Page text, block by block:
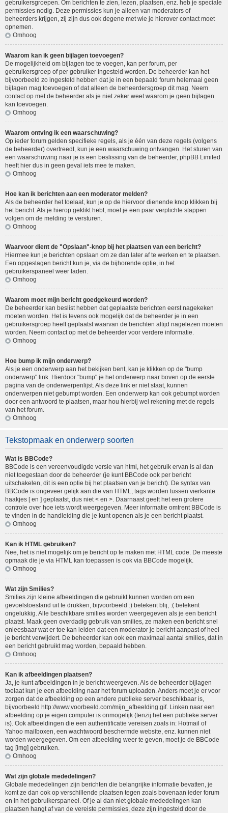
gebruikersgroepen. Om berichten te zien, lezen, plaatsen, enz. heb je speciale
permissies nodig. Deze permissies kun je alleen van moderators of
beheerders krijgen, zij zijn dus ook degene met wie je hierover contact moet
opnemen.
Omhoog
Waarom kan ik geen bijlagen toevoegen?
De mogelijkheid om bijlagen toe te voegen, kan per forum, per
gebruikersgroep of per gebruiker ingesteld worden. De beheerder kan het
bijvoorbeeld zo ingesteld hebben dat je in een bepaald forum helemaal geen
bijlagen mag toevoegen of dat alleen de beheerdersgroep dit mag. Neem
contact op met de beheerder als je niet zeker weet waarom je geen bijlagen
kan toevoegen.
Omhoog
Waarom ontving ik een waarschuwing?
Op ieder forum gelden specifieke regels, als je één van deze regels (volgens
de beheerder) overtreedt, kun je een waarschuwing ontvangen. Het sturen van
een waarschuwing naar je is een beslissing van de beheerder, phpBB Limited
heeft hier dus in geen geval iets mee te maken.
Omhoog
Hoe kan ik berichten aan een moderator melden?
Als de beheerder het toelaat, kun je op de hiervoor dienende knop klikken bij
het bericht. Als je hierop geklikt hebt, moet je een paar verplichte stappen
volgen om de melding te versturen.
Omhoog
Waarvoor dient de "Opslaan"-knop bij het plaatsen van een bericht?
Hiermee kun je berichten opslaan om ze dan later af te werken en te plaatsen.
Een opgeslagen bericht kun je, via de bijhorende optie, in het
gebruikerspaneel weer laden.
Omhoog
Waarom moet mijn bericht goedgekeurd worden?
De beheerder kan beslist hebben dat geplaatste berichten eerst nagekeken
moeten worden. Het is tevens ook mogelijk dat de beheerder je in een
gebruikersgroep heeft geplaatst waarvan de berichten altijd nagelezen moeten
worden. Neem contact op met de beheerder voor verdere informatie.
Omhoog
Hoe bump ik mijn onderwerp?
Als je een onderwerp aan het bekijken bent, kan je klikken op de "bump
onderwerp" link. Hierdoor "bump" je het onderwerp naar boven op de eerste
pagina van de onderwerpenlijst. Als deze link er niet staat, kunnen
onderwerpen niet gebumpt worden. Een onderwerp kan ook gebumpt worden
door een antwoord te plaatsen, maar hou hierbij wel rekening met de regels
van het forum.
Omhoog
Tekstopmaak en onderwerp soorten
Wat is BBCode?
BBCode is een vereenvoudigde versie van html, het gebruik ervan is al dan
niet toegestaan door de beheerder (je kunt BBCode ook per bericht
uitschakelen, dit is een optie bij het plaatsen van je bericht). De syntax van
BBCode is ongeveer gelijk aan die van HTML, tags worden tussen vierkante
haakjes [ en ] geplaatst, dus niet < en >. Daarnaast geeft het een grotere
controle over hoe iets wordt weergegeven. Meer informatie omtrent BBCode is
te vinden in de handleiding die je kunt openen als je een bericht plaatst.
Omhoog
Kan ik HTML gebruiken?
Nee, het is niet mogelijk om je bericht op te maken met HTML code. De meeste
opmaak die je via HTML kan toepassen is ook via BBCode mogelijk.
Omhoog
Wat zijn Smilies?
Smilies zijn kleine afbeeldingen die gebruikt kunnen worden om een
gevoelstoestand uit te drukken, bijvoorbeeld :) betekent blij, :( betekent
ongelukkig. Alle beschikbare smilies worden weergegeven als je een bericht
plaatst. Maak geen overdadig gebruik van smilies, ze maken een bericht snel
onleesbaar wat er toe kan leiden dat een moderator je bericht aanpast of heel
je bericht verwijdert. De beheerder kan ook een maximaal aantal smilies, dat in
een bericht gebruikt mag worden, bepaald hebben.
Omhoog
Kan ik afbeeldingen plaatsen?
Ja, je kunt afbeeldingen in je bericht weergeven. Als de beheerder bijlagen
toelaat kun je een afbeelding naar het forum uploaden. Anders moet je er voor
zorgen dat de afbeelding op een andere publieke server beschikbaar is,
bijvoorbeeld http://www.voorbeeld.com/mijn_afbeelding.gif. Linken naar een
afbeelding op je eigen computer is onmogelijk (tenzij het een publieke server
is). Ook afbeeldingen die een authentificatie vereisen zoals in: Hotmail of
Yahoo mailboxen, een wachtwoord beschermde website, enz. kunnen niet
worden weergegeven. Om een afbeelding weer te geven, moet je de BBCode
tag [img] gebruiken.
Omhoog
Wat zijn globale mededelingen?
Globale mededelingen zijn berichten die belangrijke informatie bevatten, je
komt ze dan ook op verschillende plaatsen tegen zoals bovenaan ieder forum
en in het gebruikerspaneel. Of je al dan niet globale mededelingen kan
plaatsen hangt af van de vereiste permissies, deze zijn ingesteld door de